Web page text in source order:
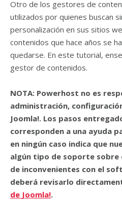
Otro de los gestores de
utilizados por quienes buscan
personalización en sus sitios
contenidos que hace años se
quedarse. En este tutorial,
gestor de contenidos.
NOTA: Powerhost no es
administración,
Joomla!. Los pasos
corresponden a una ayuda
en ningún caso indica que
algún tipo de soporte sobre
de inconvenientes con el
deberá revisarlo
de Joomla!.